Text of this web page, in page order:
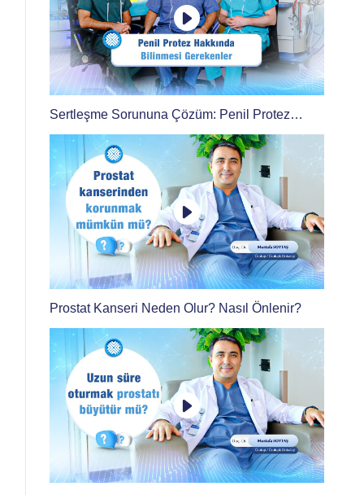
Sertleşme Sorununa Çözüm: Penil Protez
Hakkında Merak Edilenler
Prostat Kanseri Neden Olur? Nasıl Önlenir?